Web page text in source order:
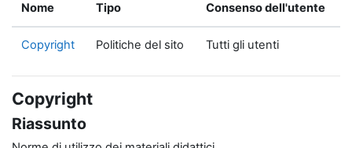
Nome Tipo Consenso dell'utente
Copyright Politiche del sito Tutti gli utenti
Copyright
Riassunto